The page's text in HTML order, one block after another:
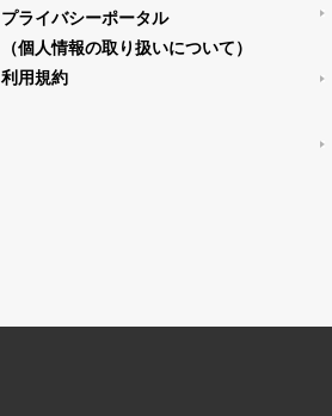
プライバシーポータル
（個人情報の取り扱いについて）
利用規約